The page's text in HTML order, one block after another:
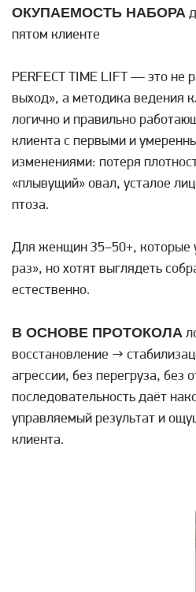
ОКУПАЕМОСТЬ НАБОРА
пятом клиенте
PERFECT TIME LIFT — это не
выход», а методика ведения
логично и правильно
клиента с первыми и
изменениями: потеря
«плывущий» овал, усталое
птоза.
Для женщин 35–50+, которые
раз», но хотят выглядеть
естественно.
В ОСНОВЕ ПРОТОКОЛА
восстановление →
агрессии, без перегруза, без
последовательность даёт
управляемый результат и
клиента.